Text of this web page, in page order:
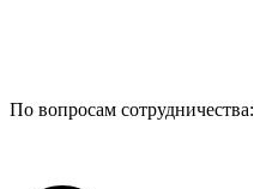
По вопросам сотрудничества: